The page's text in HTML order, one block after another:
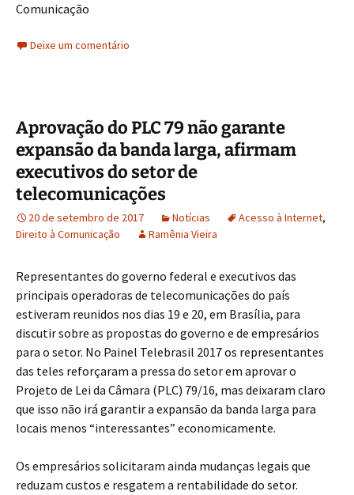
Comunicação
Deixe um comentário
Aprovação do PLC 79 não garante
expansão da banda larga, afirmam
executivos do setor de
telecomunicações
20 de setembro de 2017 Notícias Acesso à Internet,
Direito à Comunicação
Ramênia Vieira
Representantes do governo federal e executivos das
principais operadoras de telecomunicações do país
estiveram reunidos nos dias 19 e 20, em Brasília, para
discutir sobre as propostas do governo e de empresários
para o setor. No Painel Telebrasil 2017 os representantes
das teles reforçaram a pressa do setor em aprovar o
Projeto de Lei da Câmara (PLC) 79/16, mas deixaram claro
que isso não irá garantir a expansão da banda larga para
locais menos “interessantes” economicamente.
Os empresários solicitaram ainda mudanças legais que
reduzam custos e resgatem a rentabilidade do setor.